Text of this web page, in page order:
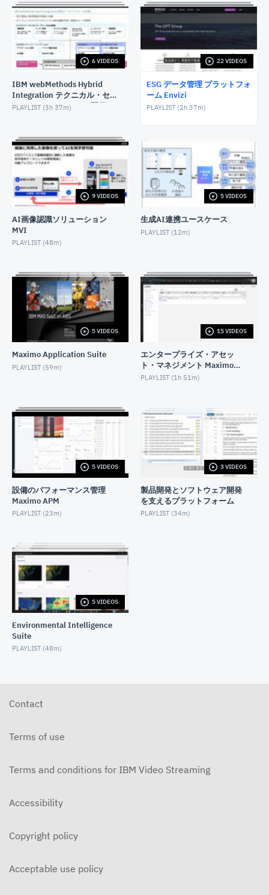
JUNE 22, 2023
【Envizi】サステナビリティレポーティングマネージ
ャーによるESGレポート作成機能のご紹介
JUNE 22, 2023
【Envizi】Scope3データ管理機能のご紹介
NOVEMBER 24, 2023
【Envizi】サステナビリティプログラムトラッキング
【Envizi】タグ機能のご紹介
AUGUST 19, 2023
【Envizi】 バーチャルアカウント機能のご紹介と設
定デモ
【Envizi】バリューチェーンサーベイ機能のご紹介
【Envizi】サプライチェーンインテリジェンス
（SCI）機能のご紹介
FEBRUARY 1, 2024
【Envizi】監査対応機能のご紹介
AUGUST 29, 2023
【Envizi】 IBM Planning Analyticsの紹介 単変量予
測編
AUGUST 25, 2024
【Envizi】 IBM Planning Analyticsの紹介 シナリ
オ・効果分析編
NOVEMBER 30, 2024
【Enviziユーザー別活用デモ】データ管理
MAY 24, 2024
Envizi GHG 排出量データのパフォーマンス分析
Envizi ESG 情報開示レポートの作成
6 VIDEOS
IBM webMethods Hybrid
Integration テクニカル・セ
ミナー（2025/12/16 開催）
PLAYLIST (3h 37m)
22 VIDEOS
ESG データ管理 プラットフォ
ーム Envizi
PLAYLIST (2h 37m)
9 VIDEOS
AI画像認識ソリューション
MVI
PLAYLIST (48m)
5 VIDEOS
生成AI連携ユースケース
PLAYLIST (12m)
5 VIDEOS
Maximo Application Suite
PLAYLIST (59m)
15 VIDEOS
エンタープライズ・アセッ
ト・マネジメント Maximo
Manage
PLAYLIST (1h 51m)
5 VIDEOS
設備のパフォーマンス管理
Maximo APM
PLAYLIST (23m)
3 VIDEOS
製品開発とソフトウェア開発
を支えるプラットフォーム
PLAYLIST (34m)
5 VIDEOS
Environmental Intelligence
Suite
PLAYLIST (48m)
Contact
Terms of use
Terms and conditions for IBM Video Streaming
Accessibility
Copyright policy
Acceptable use policy